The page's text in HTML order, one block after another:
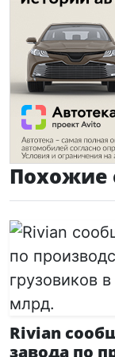
Похожие
Rivian
завода по